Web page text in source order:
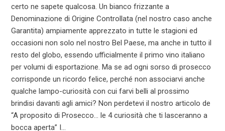
certo ne sapete qualcosa. Un bianco frizzante a
Denominazione di Origine Controllata (nel nostro caso anche
Garantita) ampiamente apprezzato in tutte le stagioni ed
occasioni non solo nel nostro Bel Paese, ma anche in tutto il
resto del globo, essendo ufficialmente il primo vino italiano
per volumi di esportazione. Ma se ad ogni sorso di prosecco
corrisponde un ricordo felice, perché non associarvi anche
qualche lampo-curiosità con cui farvi belli al prossimo
brindisi davanti agli amici? Non perdetevi il nostro articolo de
“A proposito di Prosecco… le 4 curiosità che ti lasceranno a
bocca aperta” I...